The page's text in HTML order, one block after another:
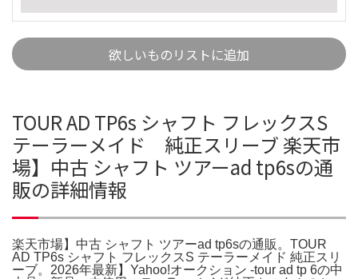
欲しいものリストに追加
TOUR AD TP6s シャフト フレックスS
テーラーメイド 純正スリーブ 楽天市
場】中古 シャフト ツアーad tp6sの通
販の詳細情報
楽天市場】中古 シャフト ツアーad tp6sの通販。TOUR
AD TP6s シャフト フレックスS テーラーメイド 純正スリ
ーブ。2026年最新】Yahoo!オークション -tour ad tp 6の中